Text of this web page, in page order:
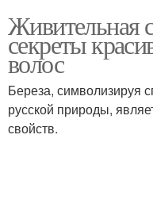
Живительная
секреты
волос
Береза, символизируя
русской природы,
свойств.